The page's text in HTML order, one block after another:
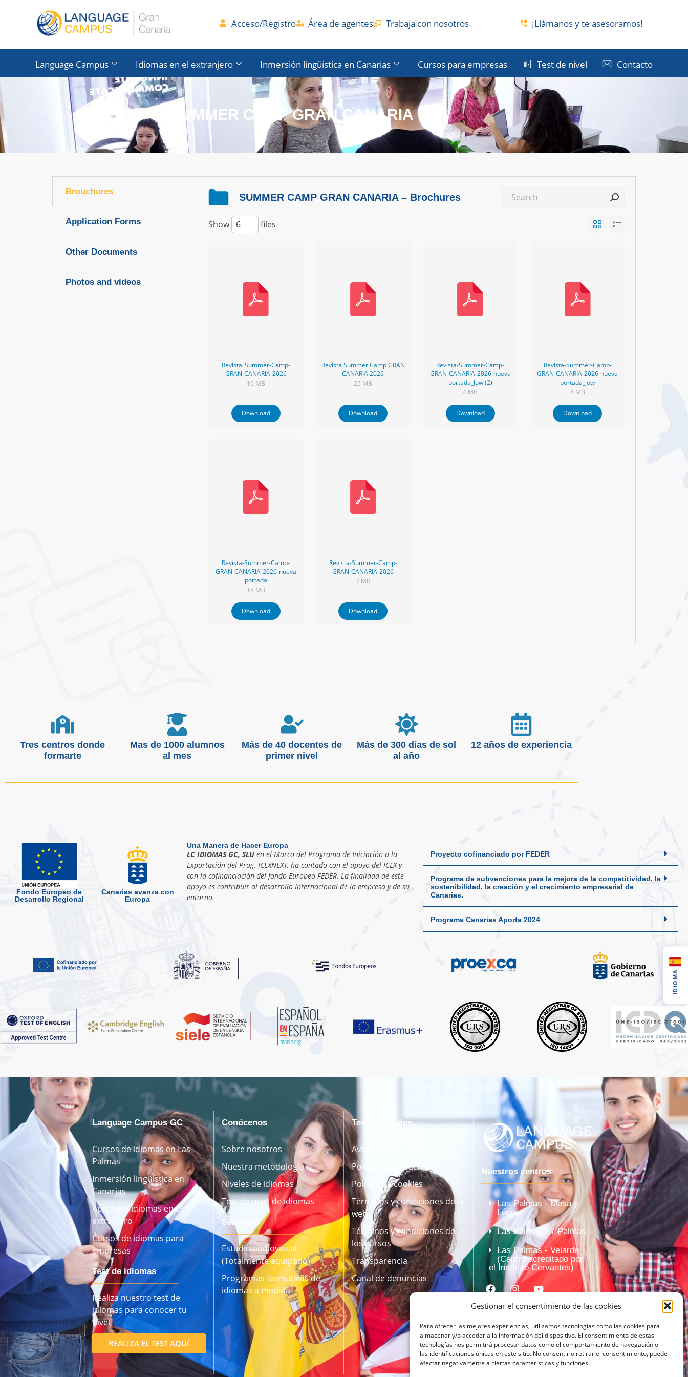
Gestionar el consentimiento de las cookies
Para ofrecer las mejores experiencias, utilizamos tecnologías como las cookies para
almacenar y/o acceder a la información del dispositivo. El consentimiento de estas
tecnologías nos permitirá procesar datos como el comportamiento de navegación o
las identificaciones únicas en este sitio. No consentir o retirar el consentimiento, puede
afectar negativamente a ciertas características y funciones.
Acceso/Registro Área de agentes Trabaja con nosotros ¡Llámanos y te asesoramos!
Language Campus Idiomas en el extranjero Inmersión lingüística en Canarias Cursos para empresas Test de nivel Contacto
SUMMER CAMP GRAN CANARIA
Brouchures
Application Forms
Other Documents
Photos and videos
SUMMER CAMP GRAN CANARIA – Brochures
Show files
Revista_Summer-Camp-
GRAN-CANARIA-2026
10 MB
Download
Revista Summer Camp GRAN
CANARIA 2026
25 MB
Download
Revista-Summer-Camp-
GRAN-CANARIA-2026-nueva
portada_low (2)
4 MB
Download
Revista-Summer-Camp-
GRAN-CANARIA-2026-nueva
portada_low
4 MB
Download
Revista-Summer-Camp-
GRAN-CANARIA-2026-nueva
portada
18 MB
Download
Revista-Summer-Camp-
GRAN-CANARIA-2026
7 MB
Download
Tres centros donde
formarte
Mas de 1000 alumnos
al mes
Más de 40 docentes de
primer nivel
Más de 300 días de sol
al año
12 años de experiencia
Fondo Europeo de
Desarrollo Regional
Canarias avanza con
Europa
Una Manera de Hacer Europa
LC IDIOMAS GC, SLUen el Marco del Programa de Iniciación a la
Exportación del Prog. ICEXNEXT, ha contado con el apoyo del ICEX y
con la cofinanciación del fondo Europeo FEDER. La finalidad de este
apoyo es contribuir al desarrollo Internacional de la empresa y de su
entorno.
Proyecto cofinanciado por FEDER
Programa de subvenciones para la mejora de la competitividad, la
sostenibilidad, la creación y el crecimiento empresarial de
Canarias.
Programa Canarias Aporta 2024
Language Campus GC
Cursos de idiomas en Las
Palmas
Inmersión lingüística en
Canarias
Aprender idiomas en el
extranjero
Cursos de idiomas para
empresas
Test de idiomas
Realiza nuestro test de
idiomas para conocer tu
nivel
REALIZA EL TEST AQUÍ
Conócenos
Sobre nosotros
Nuestra metodología
Niveles de idiomas
Test de nivel de idiomas
Servicios
Estudio audiovisual
(Totalmente equipado)
Programas formativos de
idiomas a medida
Textos Legales
Aviso legal
Política de privacidad
Política de cookies
Términos y condiciones de la
web
Términos y condiciones de
los cursos
Transparencia
Canal de denuncias
Nuestros centros
Las Palmas - Mesa y
López
Las Palmas - 7 Palmas
Las Palmas - Velarde
(Centro acreditado por
el Instituto Cervantes)
IDIOMA